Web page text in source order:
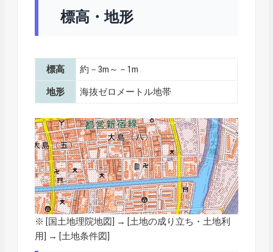
標高・地形
標高 約－3m～－1m
地形 海抜ゼロメートル地帯
※ [国土地理院地図] → [土地の成り立ち・土地利
用] → [土地条件図]